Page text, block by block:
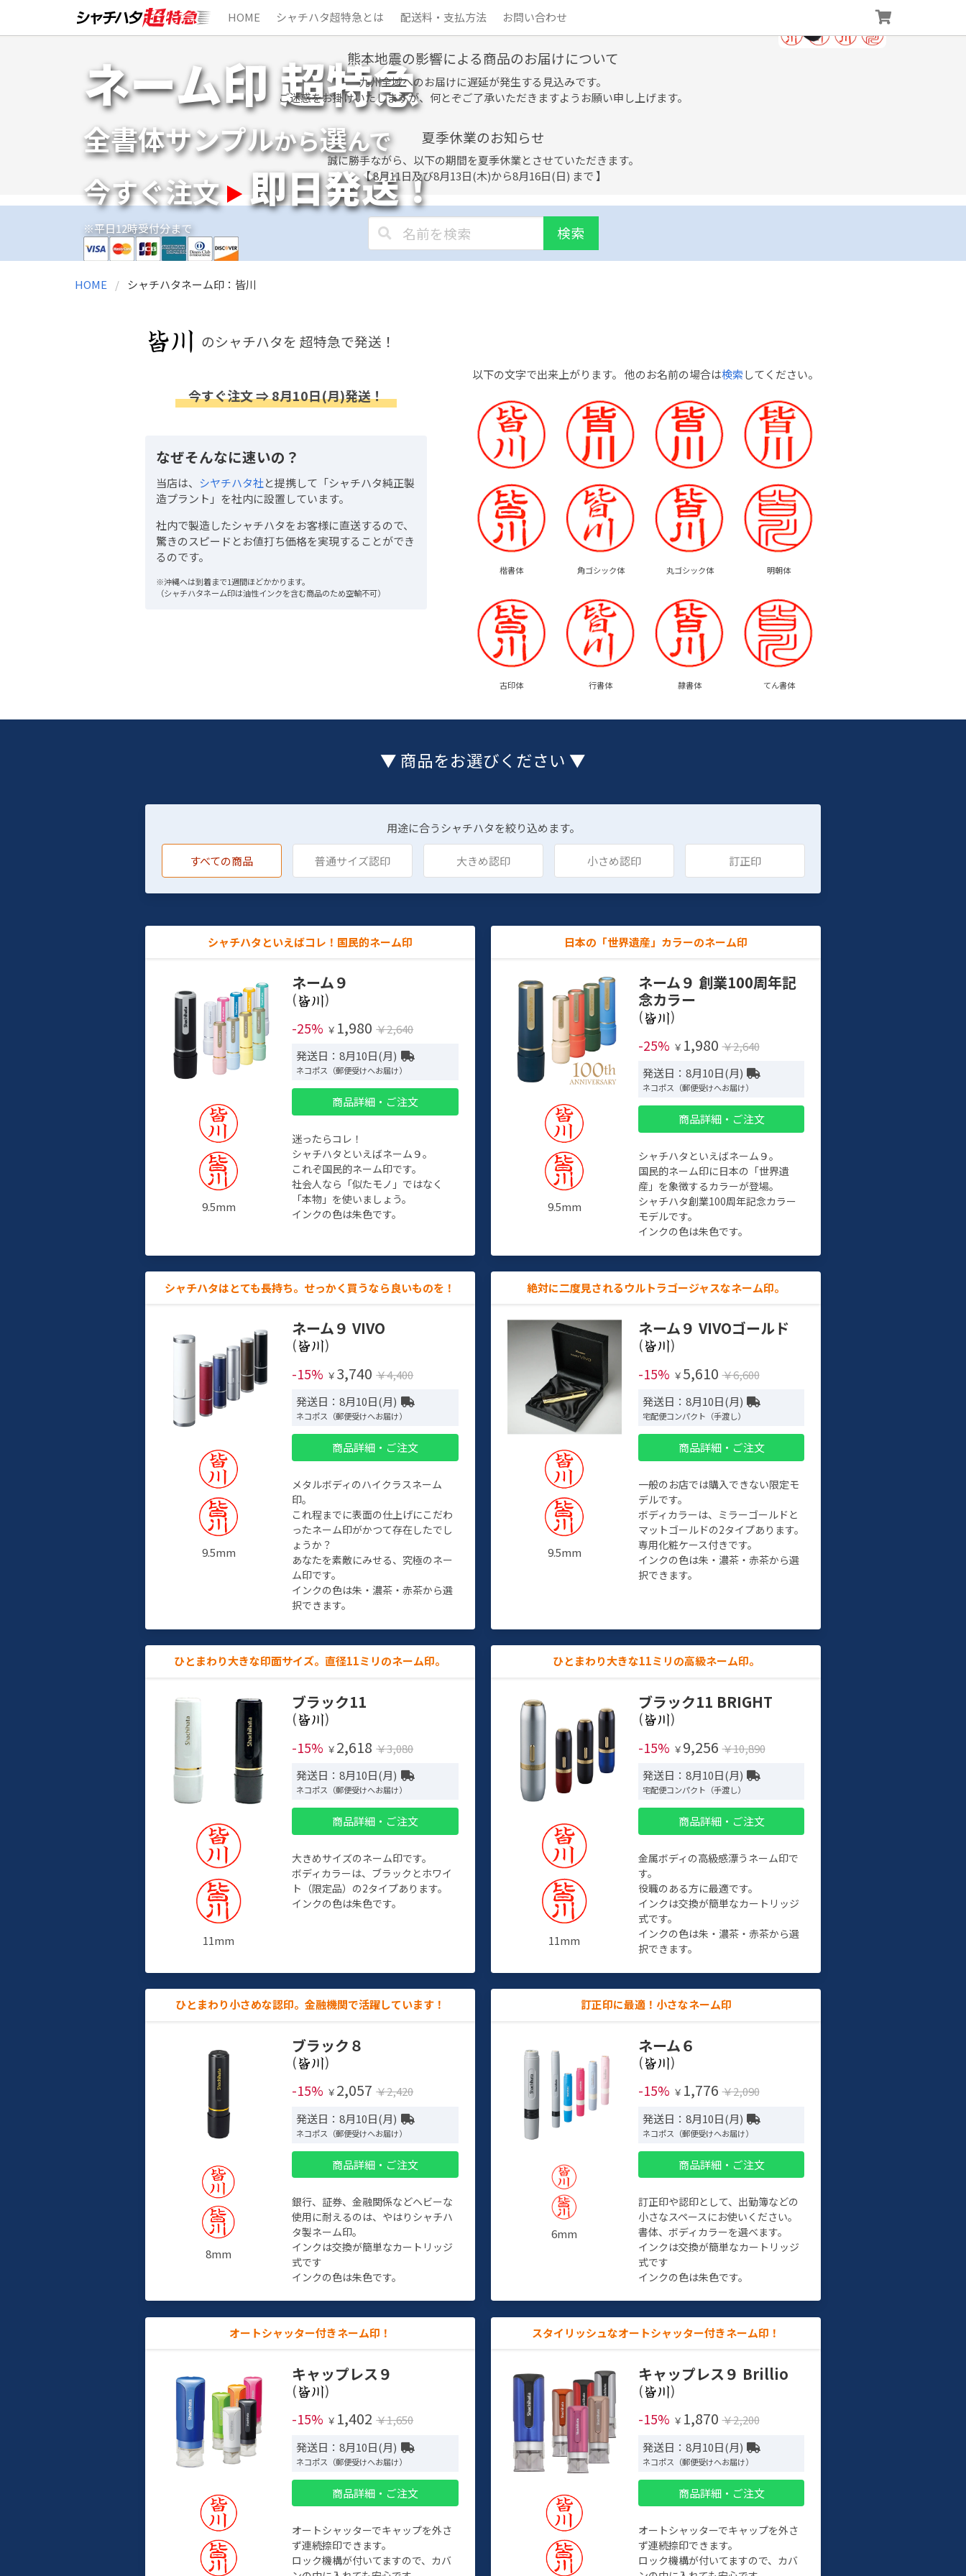
HOME シャチハタ超特急とは 配送料・支払方法 お問い合わせ
ネーム印 超特急
全書体サンプルから選んで
今すぐ注文 即日発送！
※平日12時受付分まで
熊本地震の影響による商品のお届けについて
九州全域へのお届けに遅延が発生する見込みです。
ご迷惑をお掛けいたしますが、何とぞご了承いただきますようお願い申し上げます。
夏季休業のお知らせ
誠に勝手ながら、以下の期間を夏季休業とさせていただきます。
【 8月11日及び8月13日(木)から8月16日(日) まで 】
検索
HOME シャチハタネーム印：皆川
のシャチハタを 超特急で発送！
以下の文字で出来上がります。 他のお名前の場合は検索してください。
楷書体 角ゴシック体 丸ゴシック体 明朝体
古印体 行書体 隷書体 てん書体
今すぐ注文 ⇒ 8月10日(月)発送！
なぜそんなに速いの？
当店は、 シヤチハタ社と提携して「シャチハタ純正製
造プラント」を社内に設置しています。
社内で製造したシャチハタをお客様に直送するので、
驚きのスピードとお値打ち価格を実現することができ
るのです。
※沖縄へは到着まで1週間ほどかかります。
（シャチハタネーム印は油性インクを含む商品のため空輸不可）
▼ 商品をお選びください ▼
用途に合うシャチハタを絞り込めます。
すべての商品 普通サイズ認印 大きめ認印 小さめ認印 訂正印
シャチハタといえばコレ！国民的ネーム印
9.5mm
ネーム９
(
)
-25% ￥ 1,980 ￥2,640
発送日：8月10日(月)
ネコポス（郵便受けへお届け）
商品詳細・ご注文
迷ったらコレ！
シャチハタといえばネーム９。
これぞ国民的ネーム印です。
社会人なら「似たモノ」ではなく
「本物」を使いましょう。
インクの色は朱色です。
日本の「世界遺産」カラーのネーム印
9.5mm
ネーム９ 創業100周年記
念カラー
(
)
-25% ￥ 1,980 ￥2,640
発送日：8月10日(月)
ネコポス（郵便受けへお届け）
商品詳細・ご注文
シャチハタといえばネーム９。
国民的ネーム印に日本の「世界遺
産」を象徴するカラーが登場。
シャチハタ創業100周年記念カラー
モデルです。
インクの色は朱色です。
シャチハタはとても長持ち。せっかく買うなら良いものを！
9.5mm
ネーム９ VIVO
(
)
-15% ￥ 3,740 ￥4,400
発送日：8月10日(月)
ネコポス（郵便受けへお届け）
商品詳細・ご注文
メタルボディのハイクラスネーム
印。
これ程までに表面の仕上げにこだわ
ったネーム印がかつて存在したでし
ょうか？
あなたを素敵にみせる、究極のネー
ム印です。
インクの色は朱・濃茶・赤茶から選
択できます。
絶対に二度見されるウルトラゴージャスなネーム印。
9.5mm
ネーム９ VIVOゴールド
(
)
-15% ￥ 5,610 ￥6,600
発送日：8月10日(月)
宅配便コンパクト（手渡し）
商品詳細・ご注文
一般のお店では購入できない限定モ
デルです。
ボディカラーは、ミラーゴールドと
マットゴールドの2タイプあります。
専用化粧ケース付きです。
インクの色は朱・濃茶・赤茶から選
択できます。
ひとまわり大きな印面サイズ。直径11ミリのネーム印。
11mm
ブラック11
(
)
-15% ￥ 2,618 ￥3,080
発送日：8月10日(月)
ネコポス（郵便受けへお届け）
商品詳細・ご注文
大きめサイズのネーム印です。
ボディカラーは、ブラックとホワイ
ト（限定品）の2タイプあります。
インクの色は朱色です。
ひとまわり大きな11ミリの高級ネーム印。
11mm
ブラック11 BRIGHT
(
)
-15% ￥ 9,256 ￥10,890
発送日：8月10日(月)
宅配便コンパクト（手渡し）
商品詳細・ご注文
金属ボディの高級感漂うネーム印で
す。
役職のある方に最適です。
インクは交換が簡単なカートリッジ
式です。
インクの色は朱・濃茶・赤茶から選
択できます。
ひとまわり小さめな認印。金融機関で活躍しています！
8mm
ブラック８
(
)
-15% ￥ 2,057 ￥2,420
発送日：8月10日(月)
ネコポス（郵便受けへお届け）
商品詳細・ご注文
銀行、証券、金融関係などヘビーな
使用に耐えるのは、やはりシャチハ
タ製ネーム印。
インクは交換が簡単なカートリッジ
式です
インクの色は朱色です。
訂正印に最適！小さなネーム印
6mm
ネーム６
(
)
-15% ￥ 1,776 ￥2,090
発送日：8月10日(月)
ネコポス（郵便受けへお届け）
商品詳細・ご注文
訂正印や認印として、出勤簿などの
小さなスペースにお使いください。
書体、ボディカラーを選べます。
インクは交換が簡単なカートリッジ
式です
インクの色は朱色です。
オートシャッター付きネーム印！
キャップレス９
(
)
-15% ￥ 1,402 ￥1,650
発送日：8月10日(月)
ネコポス（郵便受けへお届け）
商品詳細・ご注文
オートシャッターでキャップを外さ
ず連続捺印できます。
ロック機構が付いてますので、カバ
スタイリッシュなオートシャッター付きネーム印！
キャップレス９ Brillio
(
)
-15% ￥ 1,870 ￥2,200
発送日：8月10日(月)
ネコポス（郵便受けへお届け）
商品詳細・ご注文
オートシャッターでキャップを外さ
ず連続捺印できます。
ロック機構が付いてますので、カバ